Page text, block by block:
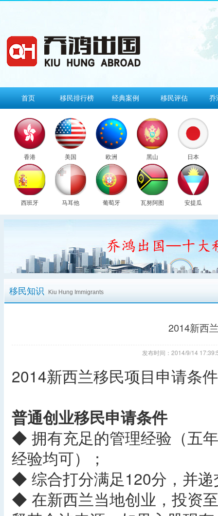
首页 移民排行榜 经典案例 移民评估 乔
香港 美国 欧洲 黑山 日本
西班牙 马耳他 葡萄牙 瓦努阿图 安提瓜
移民知识 Kiu Hung Immigrants
2014新西
发布时间：2014/9/14
2014新西兰移民项目申请条件
普通创业移民申请条件
◆ 拥有充足的管理经验（五
经验均可）；
◆ 综合打分满足120分，并
◆ 在新西兰当地创业，投资